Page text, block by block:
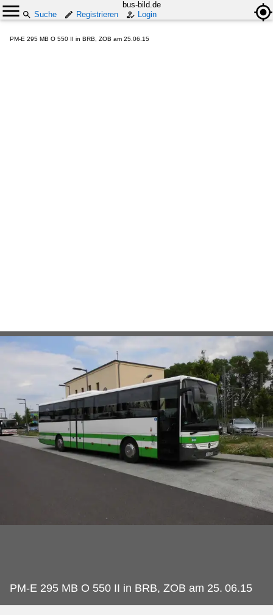
bus-bild.de
Suche
Registrieren Login
PM-E 295 MB O 550 II in BRB, ZOB am 25.06.15
PM-E 295 MB O 550 II in BRB, ZOB am 25. 06.15